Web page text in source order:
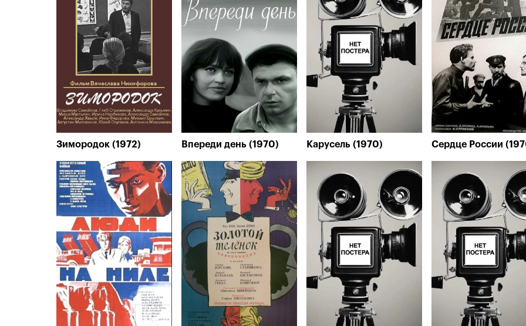
Зимородок (1972) Впереди день (1970) Карусель (1970) Сердце России